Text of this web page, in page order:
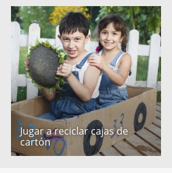
Jugar a reciclar cajas de
cartón